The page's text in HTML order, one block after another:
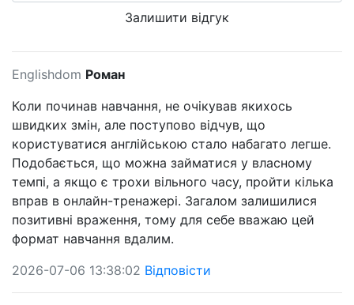
Залишити відгук
Englishdom Роман
Коли починав навчання, не очікував якихось
швидких змін, але поступово відчув, що
користуватися англійською стало набагато легше.
Подобається, що можна займатися у власному
темпі, а якщо є трохи вільного часу, пройти кілька
вправ в онлайн-тренажері. Загалом залишилися
позитивні враження, тому для себе вважаю цей
формат навчання вдалим.
2026-07-06 13:38:02 Відповісти